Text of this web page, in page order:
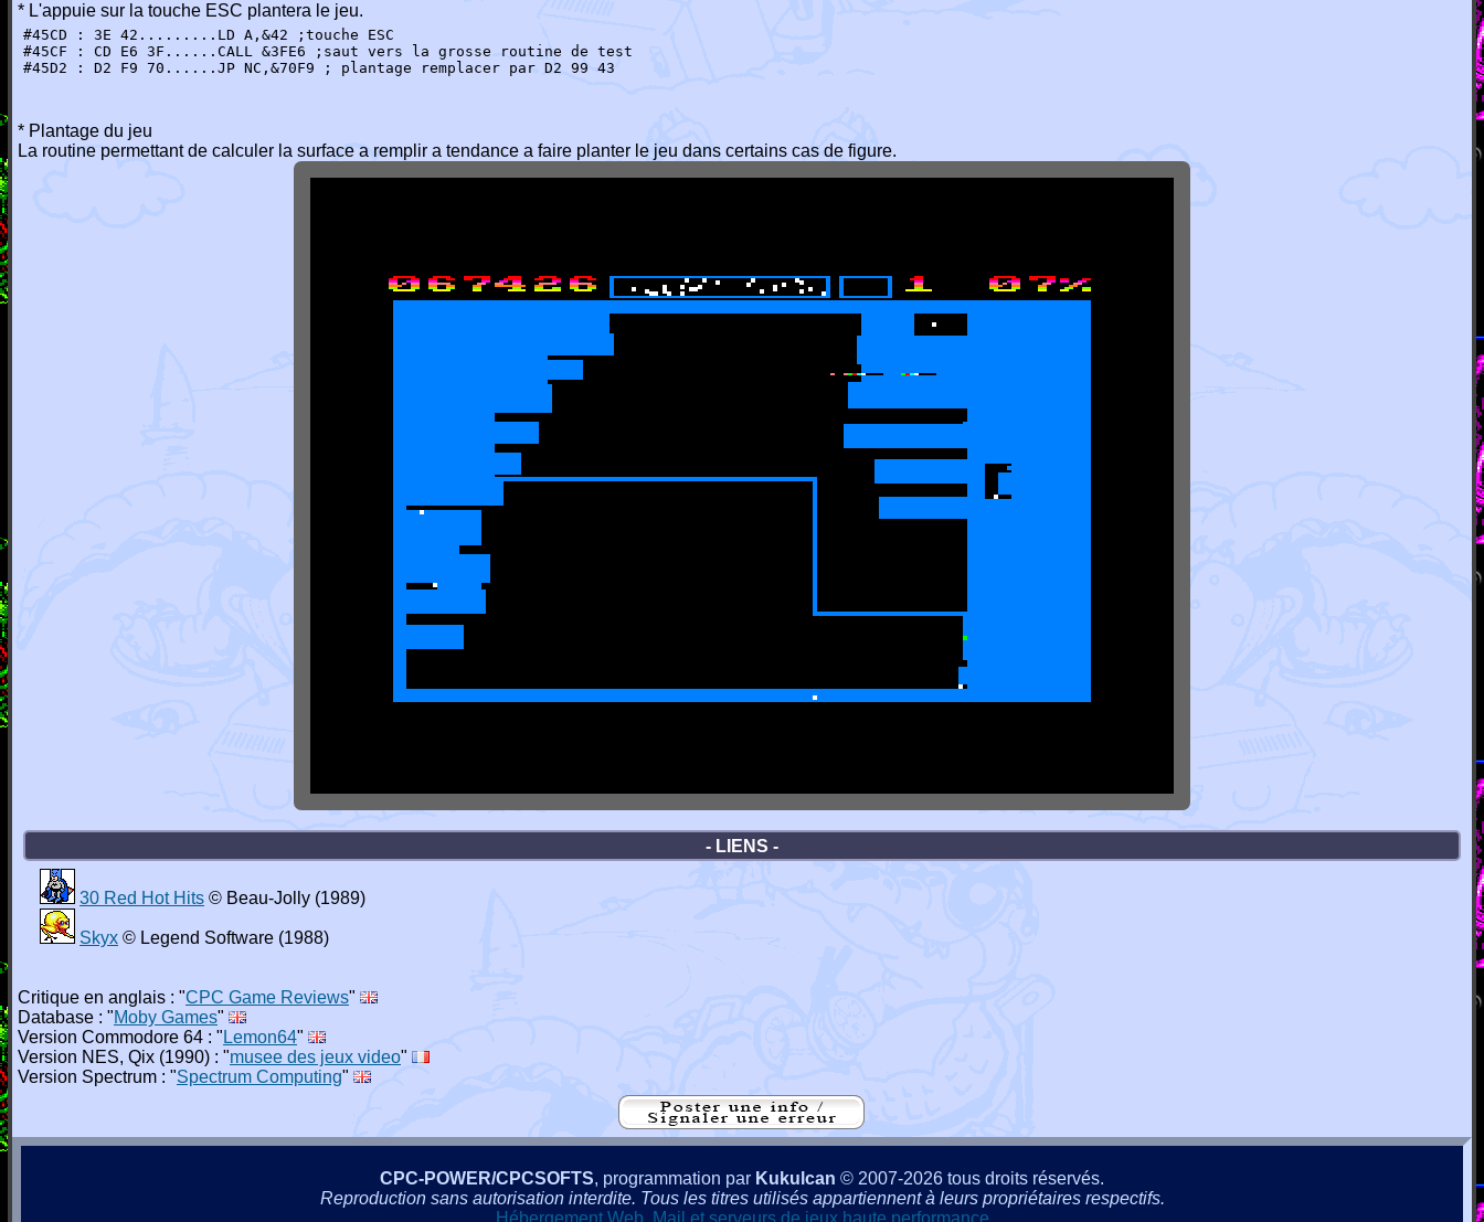
* L'appuie sur la touche ESC plantera le jeu.
#45CD : 3E 42.........LD A,&42 ;touche ESC
#45CF : CD E6 3F......CALL &3FE6 ;saut vers la grosse routine de test
#45D2 : D2 F9 70......JP NC,&70F9 ; plantage remplacer par D2 99 43
* Plantage du jeu
La routine permettant de calculer la surface a remplir a tendance a faire planter le jeu dans certains cas de figure.
- LIENS -
30 Red Hot Hits © Beau-Jolly (1989)
Skyx © Legend Software (1988)
Critique en anglais : "CPC Game Reviews"
Database : "Moby Games"
Version Commodore 64 : " Lemon64"
Version NES, Qix (1990) : "musee des jeux video"
Version Spectrum : "Spectrum Computing"
CPC-POWER/CPCSOFTS, programmation par Kukulcan © 2007-2026 tous droits réservés.
Reproduction sans autorisation interdite. Tous les titres utilisés appartiennent à leurs propriétaires respectifs.
Hébergement Web, Mail et serveurs de jeux haute performance